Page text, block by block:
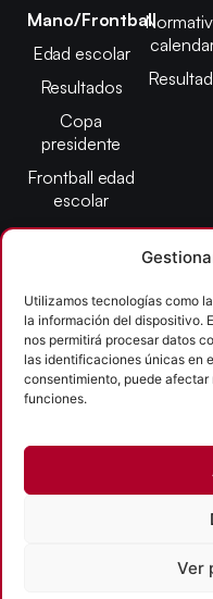
Utilizamos tecnologías como
la información del dispositivo.
nos permitirá procesar datos
las identificaciones únicas en
consentimiento, puede
funciones.
Ver
Mano/Frontball
Edad escolar
Resultados
Copa
presidente
Frontball edad
escolar
Copyright
Federación Pelota Castilla
| Desarrollado